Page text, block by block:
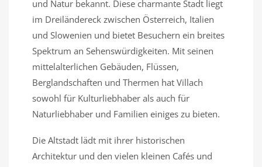
und Natur bekannt. Diese charmante Stadt liegt
im Dreiländereck zwischen Österreich, Italien
und Slowenien und bietet Besuchern ein breites
Spektrum an Sehenswürdigkeiten. Mit seinen
mittelalterlichen Gebäuden, Flüssen,
Berglandschaften und Thermen hat Villach
sowohl für Kulturliebhaber als auch für
Naturliebhaber und Familien einiges zu bieten.
Die Altstadt lädt mit ihrer historischen
Architektur und den vielen kleinen Cafés und